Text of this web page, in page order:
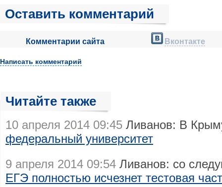
Оставить комментарий
Комментарии сайта Вконтакте
Написать комментарий
Читайте также
10 апреля 2014 09:45 Ливанов: В
федеральный университет
9 апреля 2014 09:54 Ливанов: со
ЕГЭ полностью исчезнет тестовая